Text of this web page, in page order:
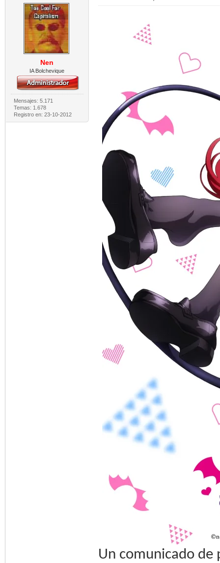
Nen
IA Bolchevique
Mensajes: 5.171
Temas: 1.678
Registro en: 23-10-2012
Un comunicado de